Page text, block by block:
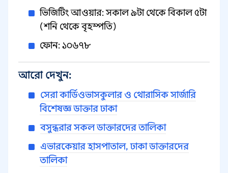
ভিজিটিং আওয়ার: সকাল ৯টা থেকে বিকাল ৫টা
(শনি থেকে বৃহস্পতি)
ফোন: ১০৬৭৮
আরো দেখুন:
সেরা কার্ডিওভাসকুলার ও থোরাসিক সার্জারি
বিশেষজ্ঞ ডাক্তার ঢাকা
বসুন্ধরার সকল ডাক্তারদের তালিকা
এভারকেয়ার হাসপাতাল, ঢাকা ডাক্তারদের
তালিকা